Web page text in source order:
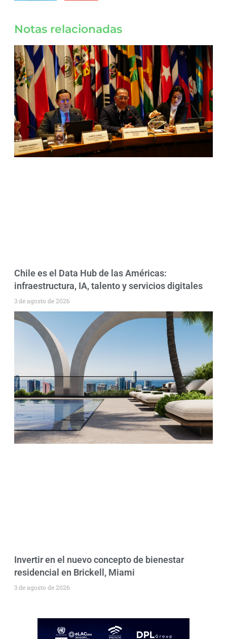
Notas relacionadas
Chile es el Data Hub de las Américas:
infraestructura, IA, talento y servicios digitales
3 de agosto de 2026
Invertir en el nuevo concepto de bienestar
residencial en Brickell, Miami
3 de agosto de 2026